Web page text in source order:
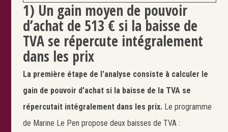
1) Un gain moyen de pouvoir
d’achat de 513 € si la baisse de
TVA se répercute intégralement
dans les prix
La première étape de l’analyse consiste à calculer le
gain de pouvoir d’achat si la baisse de la TVA se
répercutait intégralement dans les prix.Le programme
de Marine Le Pen propose deux baisses de TVA :